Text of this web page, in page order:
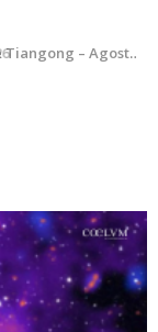
Transiti di ISS International Space Station e Tiangong – Agosto 2026